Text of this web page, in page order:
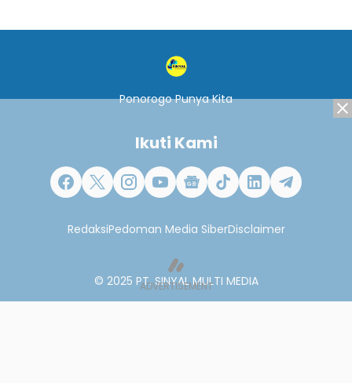
Ponorogo Punya Kita
Ikuti Kami
RedaksiPedoman Media SiberDisclaimer
© 2025 PT. SINYAL MULTI MEDIA